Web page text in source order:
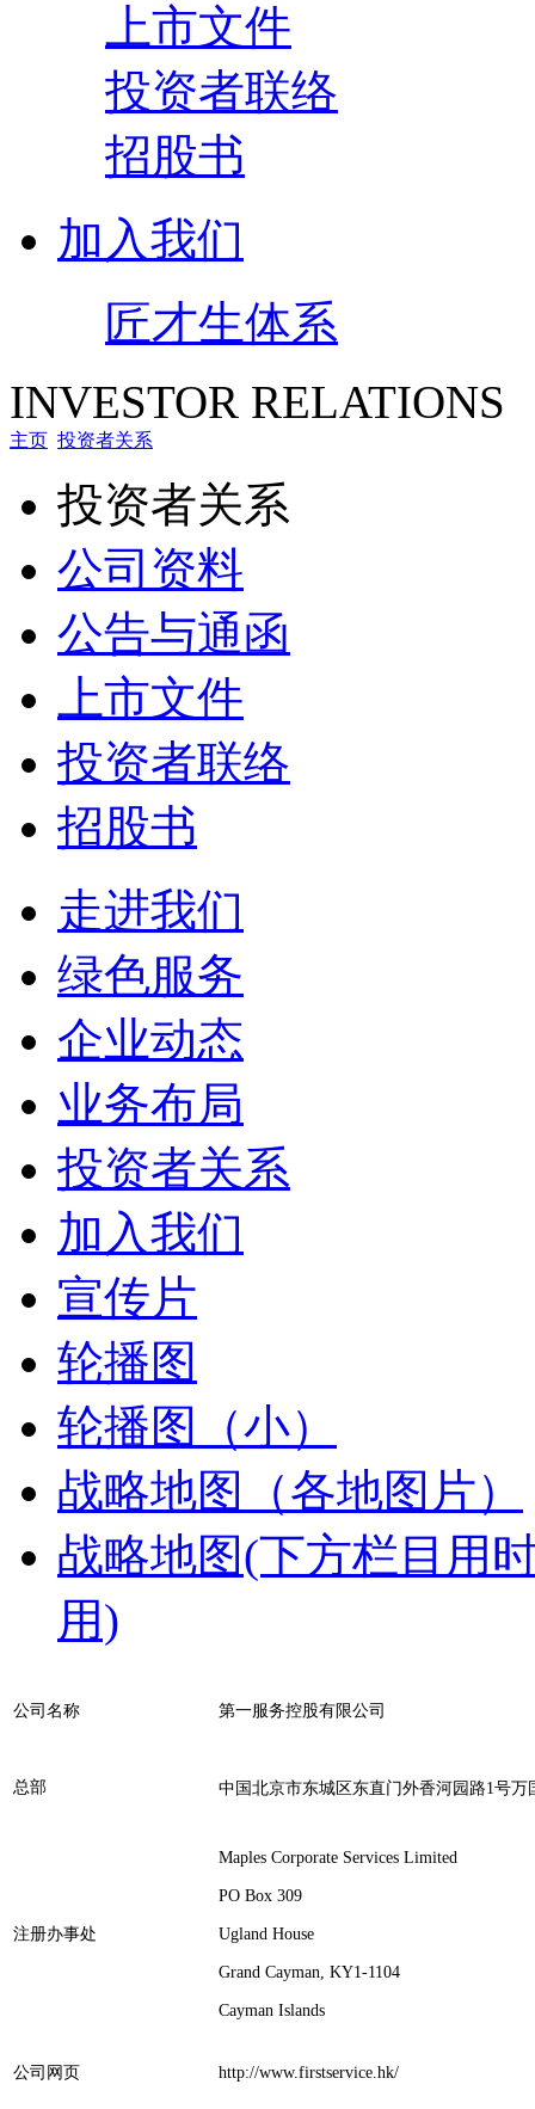
上市文件
投资者联络
招股书
加入我们
匠才生体系
INVESTOR RELATIONS
主页 投资者关系
投资者关系
公司资料
公告与通函
上市文件
投资者联络
招股书
走进我们
绿色服务
企业动态
业务布局
投资者关系
加入我们
宣传片
轮播图
轮播图（小）
战略地图（各地图片）
战略地图(下方栏目用
用)
公司名称 第一服务控股有限公司
总部 中国北京市东城区东直门外香河园路1号万
注册办事处
Maples Corporate Services Limited
PO Box 309
Ugland House
Grand Cayman, KY1-1104
Cayman Islands
公司网页 http://www.firstservice.hk/